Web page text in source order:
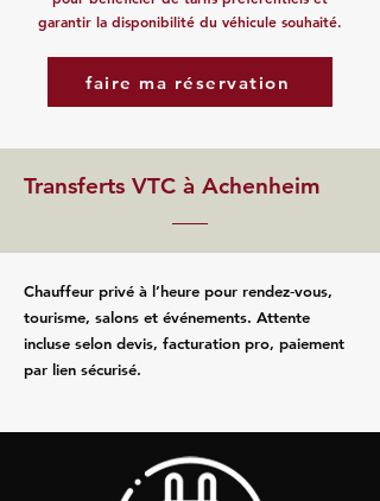
garantir la disponibilité du véhicule souhaité.
faire ma réservation
Transferts VTC à Achenheim
Chauffeur privé à l’heure pour rendez‑vous,
tourisme, salons et événements. Attente
incluse selon devis, facturation pro, paiement
par lien sécurisé.